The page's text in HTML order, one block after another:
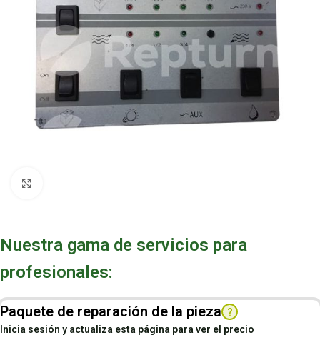
Nuestra gama de servicios para
profesionales:
Paquete de reparación de la pieza ?
Inicia sesión y actualiza esta página para ver el precio